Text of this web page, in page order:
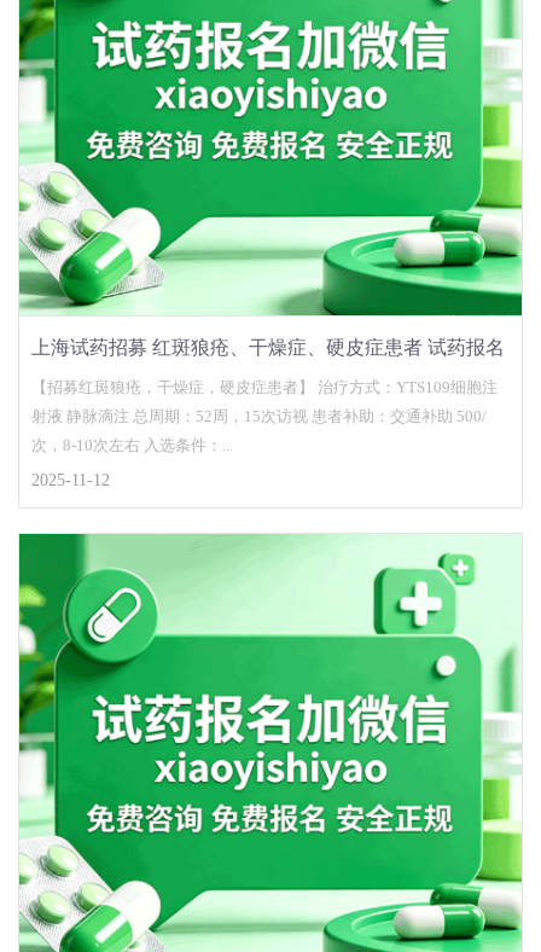
上海试药招募 红斑狼疮、干燥症、硬皮症患者 试药报名
官网
【招募红斑狼疮，干燥症，硬皮症患者】 治疗方式：YTS109细胞注
射液 静脉滴注 总周期：52周，15次访视 患者补助：交通补助 500/
次，8-10次左右 入选条件：...
2025-11-12